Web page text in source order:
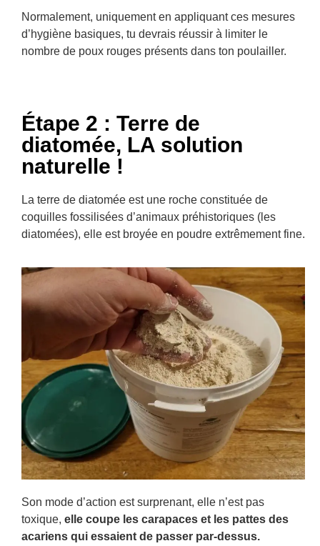
Normalement, uniquement en appliquant ces mesures
d’hygiène basiques, tu devrais réussir à limiter le
nombre de poux rouges présents dans ton poulailler.
Étape 2 : Terre de
diatomée, LA solution
naturelle !
La terre de diatomée est une roche constituée de
coquilles fossilisées d’animaux préhistoriques (les
diatomées), elle est broyée en poudre extrêmement fine.
Son mode d’action est surprenant, elle n’est pas
toxique, elle coupe les carapaces et les pattes des
acariens qui essaient de passer par-dessus.